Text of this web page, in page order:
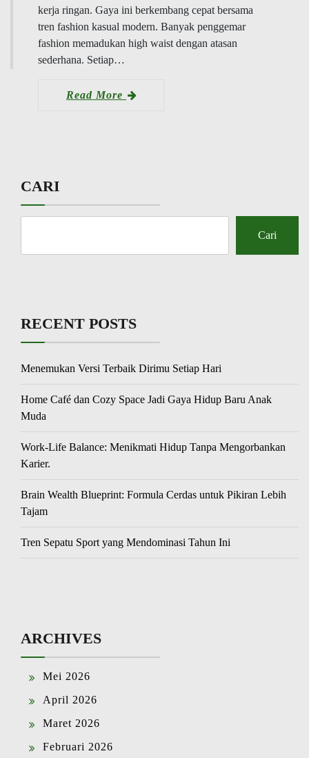
kerja ringan. Gaya ini berkembang cepat bersama
tren fashion kasual modern. Banyak penggemar
fashion memadukan high waist dengan atasan
sederhana. Setiap…
Read More
CARI
Cari
RECENT POSTS
Menemukan Versi Terbaik Dirimu Setiap Hari
Home Café dan Cozy Space Jadi Gaya Hidup Baru Anak
Muda
Work-Life Balance: Menikmati Hidup Tanpa Mengorbankan
Karier.
Brain Wealth Blueprint: Formula Cerdas untuk Pikiran Lebih
Tajam
Tren Sepatu Sport yang Mendominasi Tahun Ini
ARCHIVES
Mei 2026
April 2026
Maret 2026
Februari 2026